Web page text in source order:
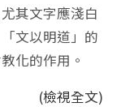
其文字應淺白
文以明道」的
化的作用。
(檢視全文)